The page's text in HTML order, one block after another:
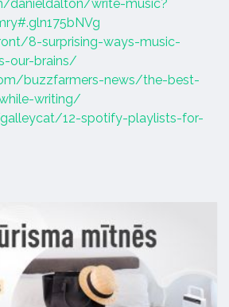
danieldalton/write-music?
8-surprising-ways-music-
our-brains/
buzzfarmers-news/the-best-
writing/
12-spotify-playlists-for-